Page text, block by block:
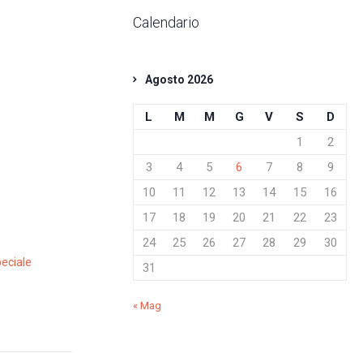
Calendario
Agosto 2026
L M M G V S
D
1
2
3
4 5 6 7 8
9
10
11 12 13 14 15
16
17
18 19 20 21 22
23
24
25 26 27 28 29
30
31
« Mag